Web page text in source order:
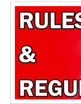
VIDEO ISTRUZIONI
SPONSOR
LOCATION
RISULTATI ON-LINE
EDIZIONI PRECEDENTI
2017 FOLLONICA
2016 FOLLONICA